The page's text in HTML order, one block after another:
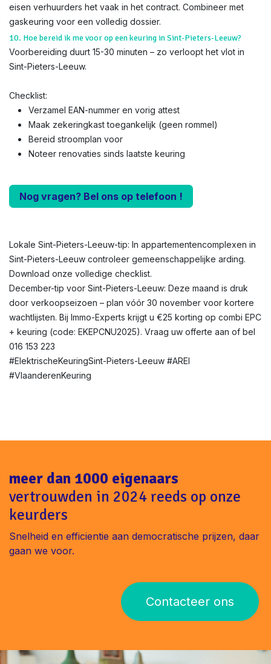
eisen verhuurders het vaak in het contract. Combineer met
gaskeuring voor een volledig dossier.
10. Hoe bereid ik me voor op een keuring in Sint-Pieters-Leeuw?
Voorbereiding duurt 15-30 minuten – zo verloopt het vlot in
Sint-Pieters-Leeuw.
Checklist:
Verzamel EAN-nummer en vorig attest
Maak zekeringkast toegankelijk (geen rommel)
Bereid stroomplan voor
Noteer renovaties sinds laatste keuring
Nog vragen? Bel ons op telefoon !
Lokale Sint-Pieters-Leeuw-tip: In appartementencomplexen in
Sint-Pieters-Leeuw controleer gemeenschappelijke arding.
Download onze volledige checklist.
December-tip voor Sint-Pieters-Leeuw: Deze maand is druk
door verkoopseizoen – plan vóór 30 november voor kortere
wachtlijsten. Bij Immo-Experts krijgt u €25 korting op combi EPC
+ keuring (code: EKEPCNU2025). Vraag uw offerte aan of bel
016 153 223
#ElektrischeKeuringSint-Pieters-Leeuw #AREI
#VlaanderenKeuring
meer dan 1000 eigenaars
vertrouwden in 2024 reeds op onze
keurders
Snelheid en efficientie aan democratische prijzen, daar
gaan we voor.
Contacteer ons